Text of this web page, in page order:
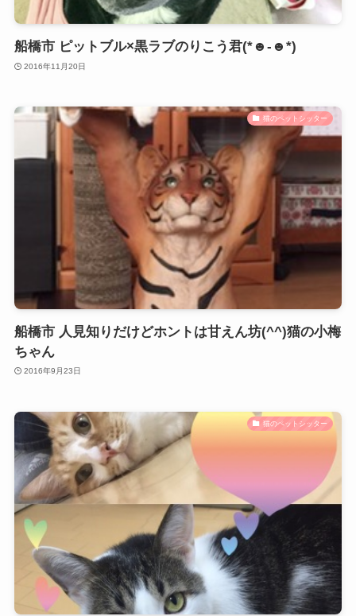
船橋市 ピットブル×黒ラブのりこう君(*☻-☻*)
2016年11月20日
猫のペットシッター
船橋市 人見知りだけどホントは甘えん坊(^^)猫の小梅
ちゃん
2016年9月23日
猫のペットシッター